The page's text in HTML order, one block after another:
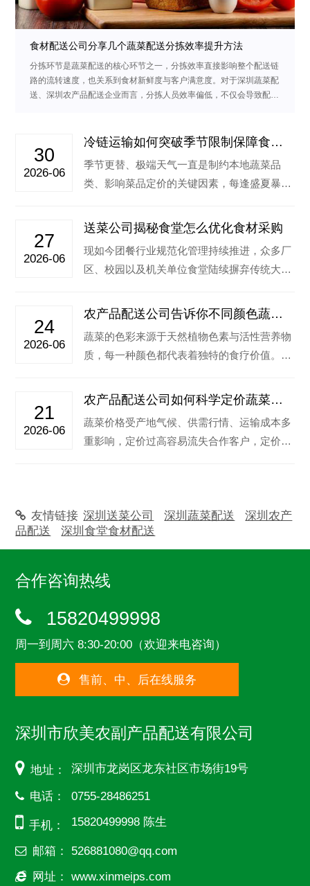
食材配送公司分享几个蔬菜配送分拣效率提升方法
分拣环节是蔬菜配送的核心环节之一，分拣效率直接影响整个配送链
路的流转速度，也关系到食材新鲜度与客户满意度。对于深圳蔬菜配
送、深圳农产品配送企业而言，分拣人员效率偏低，不仅会导致配送
30
2026-06
冷链运输如何突破季节限制保障食堂
蔬菜稳定供应
季节更替、极端天气一直是制约本地蔬菜品
类、影响菜品定价的关键因素，每逢盛夏暴
易减…‌
27
2026-06
送菜公司揭秘食堂怎么优化食材采购
现如今团餐行业规范化管理持续推进，众多厂
区、校园以及机关单位食堂陆续摒弃传统大批
合…‌
24
2026-06
农产品配送公司告诉你不同颜色蔬菜
有什么功效
蔬菜的色彩来源于天然植物色素与活性营养物
质，每一种颜色都代表着独特的食疗价值。下
色…‌
21
2026-06
农产品配送公司如何科学定价蔬菜价
格？
蔬菜价格受产地气候、供需行情、运输成本多
重影响，定价过高容易流失合作客户，定价偏
友情链接 深圳送菜公司 深圳蔬菜配送
深圳农产
品配送
深圳食堂食材配送
合作咨询热线
15820499998
周一到周六 8:30-20:00（欢迎来电咨询）
售前、中、后在线服务
深圳市欣美农副产品配送有限公司
地址： 深圳市龙岗区龙东社区市场街19号
电话： 0755-28486251
手机： 15820499998 陈生
邮箱： 526881080@qq.com
网址： www.xinmeips.com